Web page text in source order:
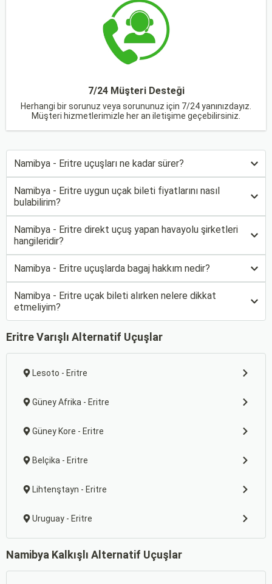
7/24 Müşteri Desteği
Herhangi bir sorunuz veya sorununuz için 7/24 yanınızdayız.
Müşteri hizmetlerimizle her an iletişime geçebilirsiniz.
Namibya - Eritre uçuşları ne kadar sürer?
Namibya - Eritre uygun uçak bileti fiyatlarını nasıl
bulabilirim?
Namibya - Eritre direkt uçuş yapan havayolu şirketleri
hangileridir?
Namibya - Eritre uçuşlarda bagaj hakkım nedir?
Namibya - Eritre uçak bileti alırken nelere dikkat
etmeliyim?
Eritre Varışlı Alternatif Uçuşlar
Lesoto - Eritre
Güney Afrika - Eritre
Güney Kore - Eritre
Belçika - Eritre
Lihtenştayn - Eritre
Uruguay - Eritre
Namibya Kalkışlı Alternatif Uçuşlar